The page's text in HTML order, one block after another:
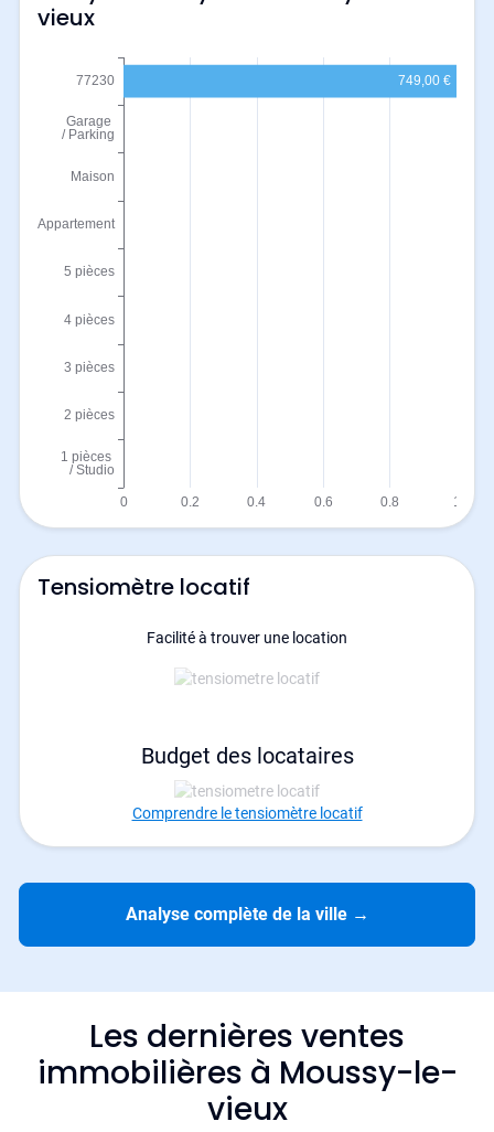
vieux
Tensiomètre locatif
Facilité à trouver une location
Budget des locataires
Comprendre le tensiomètre locatif
Analyse complète de la ville →
Les dernières ventes
immobilières à Moussy-le-
vieux